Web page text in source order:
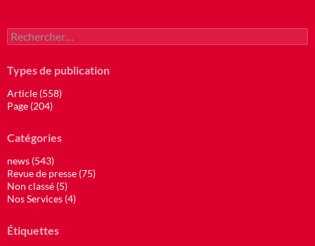
Rechercher :
Types de publication
Article (558)
Page (204)
Catégories
news (543)
Revue de presse (75)
Non classé (5)
Nos Services (4)
Étiquettes